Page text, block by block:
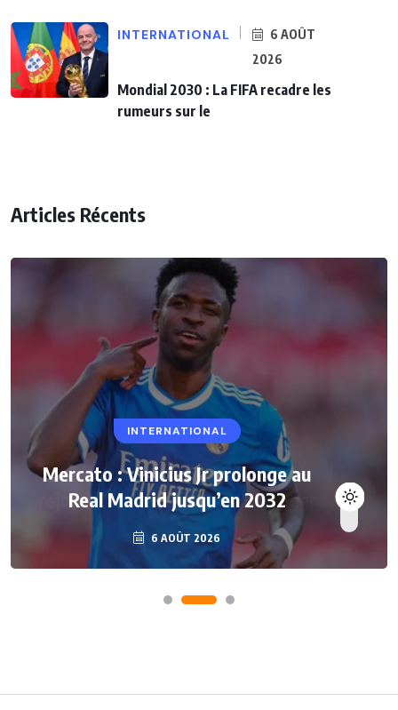
INTERNATIONAL
6 AOÛT
2026
Mondial 2030 : La FIFA recadre les
rumeurs sur le
Articles Récents
INTERNATIONAL
Mercato : Vinicius Jr prolonge au
Real Madrid jusqu’en 2032
6 AOÛT 2026